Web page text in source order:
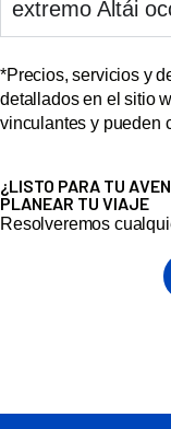
extremo Altái
*Precios, servicios y
detallados en el sitio
vinculantes y pueden
¿LISTO PARA TU
PLANEAR TU VIAJE
Resolveremos